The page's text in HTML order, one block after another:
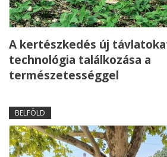
A kertészkedés új
technológia találkozása a
természetességgel
BELFÖLD